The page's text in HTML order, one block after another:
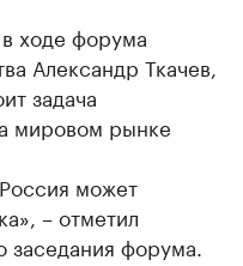
ходе форума
Александр Ткачев,
задача
мировом рынке
может
– отметил
заседания форума.